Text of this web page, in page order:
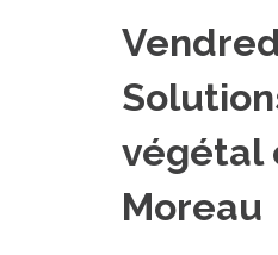
végétal
Moreau